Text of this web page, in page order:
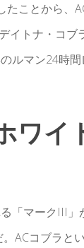
ことから、
イトナ・コ
ルマン24時
ワイ
「マークIII
ACコブラと